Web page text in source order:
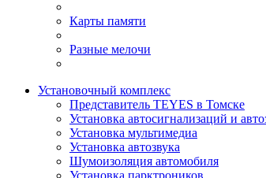
Карты памяти
Разные мелочи
Установочный комплекс
Представитель TEYES в Томске
Установка автосигнализаций и
Установка мультимедиа
Установка автозвука
Шумоизоляция автомобиля
Установка парктроников